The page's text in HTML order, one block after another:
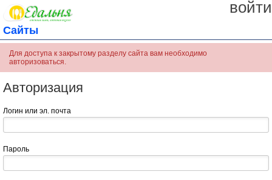
войти
Сайты
Для доступа к закрытому разделу сайта вам необходимо
авторизоваться.
Авторизация
Логин или эл. почта
Пароль